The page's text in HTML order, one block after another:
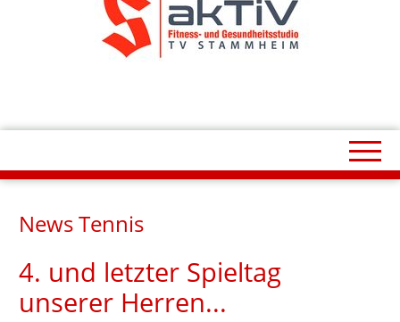
News Tennis
4. und letzter Spieltag
unserer Herren...